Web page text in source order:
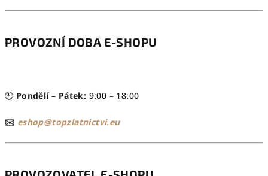
PROVOZNÍ DOBA E-SHOPU
🕘 Pondělí – Pátek: 9:00 – 18:00
✉️ eshop@topzlatnictvi.eu